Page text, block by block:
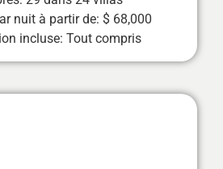
nuit à partir de: $ 68,000
incluse: Tout compris